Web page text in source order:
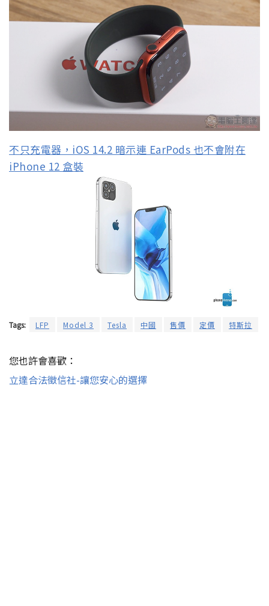
不只充電器，iOS 14.2 暗示連 EarPods 也不會附在
iPhone 12 盒裝
Tags: LFP Model 3 Tesla 中國 售價 定價 特斯拉
您也許會喜歡：
立達合法徵信社-讓您安心的選擇